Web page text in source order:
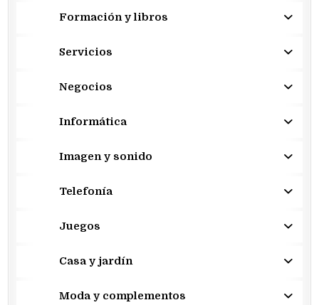
Formación y libros
Servicios
Negocios
Informática
Imagen y sonido
Telefonía
Juegos
Casa y jardín
Moda y complementos